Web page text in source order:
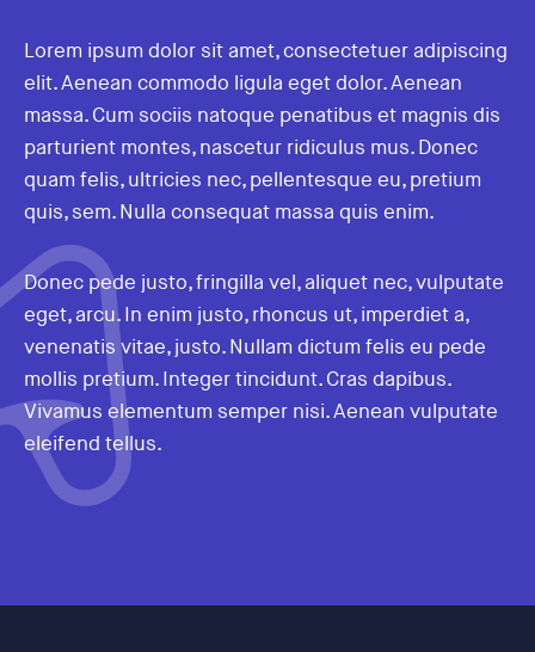
Lorem ipsum dolor sit amet, consectetuer adipiscing
elit. Aenean commodo ligula eget dolor. Aenean
massa. Cum sociis natoque penatibus et magnis dis
parturient montes, nascetur ridiculus mus. Donec
quam felis, ultricies nec, pellentesque eu, pretium
quis, sem. Nulla consequat massa quis enim.
Donec pede justo, fringilla vel, aliquet nec, vulputate
eget, arcu. In enim justo, rhoncus ut, imperdiet a,
venenatis vitae, justo. Nullam dictum felis eu pede
mollis pretium. Integer tincidunt. Cras dapibus.
Vivamus elementum semper nisi. Aenean vulputate
eleifend tellus.